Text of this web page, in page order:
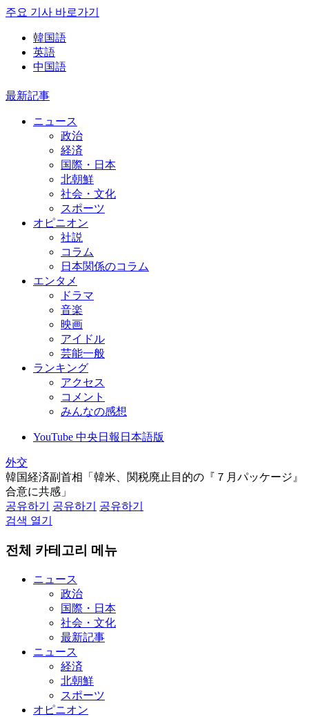
주요 기사 바로가기
韓国語
英語
中国語
最新記事
ニュース
政治
経済
国際・日本
北朝鮮
社会・文化
スポーツ
オピニオン
社説
コラム
日本関係のコラム
エンタメ
ドラマ
音楽
映画
アイドル
芸能一般
ランキング
アクセス
コメント
みんなの感想
YouTube 中央日報日本語版
外交
韓国経済副首相「韓米、関税廃止目的の『７月パッケージ』
合意に共感」
공유하기
공유하기
공유하기
검색 열기
전체 카테고리 메뉴
ニュース
政治
国際・日本
社会・文化
最新記事
ニュース
経済
北朝鮮
スポーツ
オピニオン